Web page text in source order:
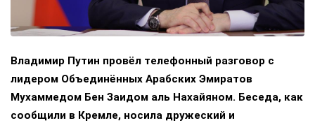
Владимир Путин провёл телефонный разговор с
лидером Объединённых Арабских Эмиратов
Мухаммедом Бен Заидом аль Нахайяном. Беседа, как
сообщили в Кремле, носила дружеский и